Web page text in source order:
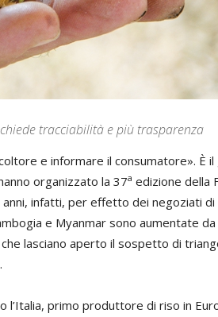
tracciabilità e più trasparenza
e informare il consumatore». È
organizzato la 37a edizione della
anni, infatti, per effetto dei negoziati
e Myanmar sono aumentate da
lasciano aperto il sospetto di
l’Italia, primo produttore di riso in